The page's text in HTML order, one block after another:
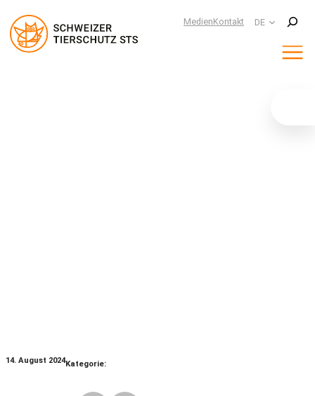
MedienKontakt DE
Suchen
14. August 2024Kategorie: